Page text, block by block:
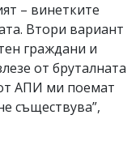
– винетките
Втори вариант
граждани и
от бруталната
АПИ ми поемат
съществува”,